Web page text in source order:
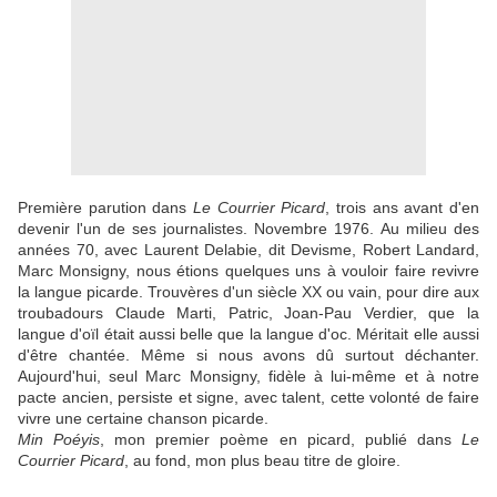
Première parution dans Le Courrier Picard , trois ans avant d'en
devenir l'un de ses journalistes. Novembre 1976. Au milieu des
années 70, avec Laurent Delabie, dit Devisme, Robert Landard,
Marc Monsigny, nous étions quelques uns à vouloir faire revivre
la langue picarde. Trouvères d'un siècle XX ou vain, pour dire aux
troubadours Claude Marti, Patric, Joan-Pau Verdier, que la
langue d'oïl était aussi belle que la langue d'oc. Méritait elle aussi
d'être chantée. Même si nous avons dû surtout déchanter.
Aujourd'hui, seul Marc Monsigny, fidèle à lui-même et à notre
pacte ancien, persiste et signe, avec talent, cette volonté de faire
vivre une certaine chanson picarde.
Min Poéyis , mon premier poème en picard, publié dansLe
Courrier Picard , au fond, mon plus beau titre de gloire.